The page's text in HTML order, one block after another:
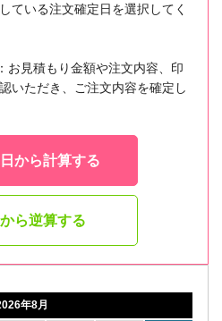
ている注文確定日を選択してく
見積もり金額や注文内容、印
いただき、ご注文内容を確定し
から計算する
ら逆算する
年8月